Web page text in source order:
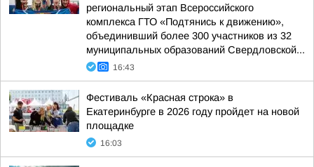
региональный этап Всероссийского
комплекса ГТО «Подтянись к движению»,
объединивший более 300 участников из 32
муниципальных образований Свердловской...
16:43
Фестиваль «Красная строка» в
Екатеринбурге в 2026 году пройдет на новой
площадке
16:03